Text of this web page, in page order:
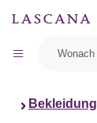
Bekleidung